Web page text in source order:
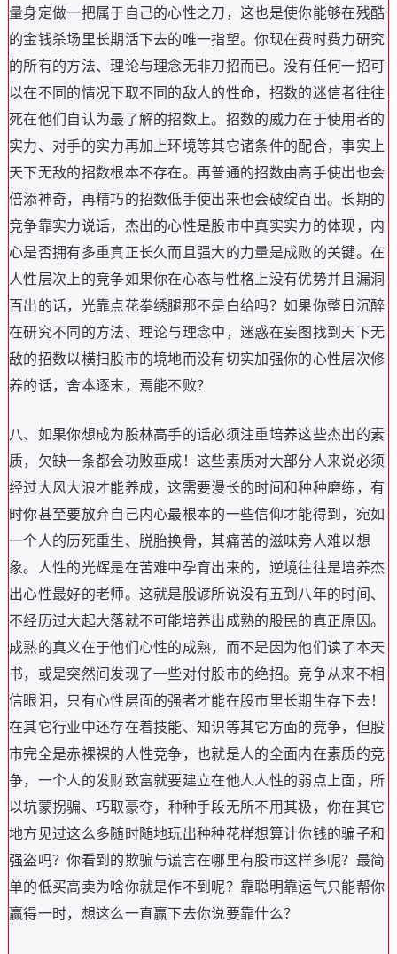
量身定做一把属于自己的心性之刀 ，这也是使你能够在残酷
的金钱杀场里长期活下去的唯一指望。你现在费时费力研究
的所有的方法、 理论与理念无非刀招而已。没有任何一招可
以在不同的情况下取不同的敌人的性命， 招数的迷信者往往
死在他们自认为最了解的招数上。 招数的威力在于使用者的
实力、 对手的实力再加上环境等其它诸条件的配合，事实上
天下无敌的招数根本不存在。再普通的招数由高手使出也会
倍添神奇， 再精巧的招数低手使出来也会破绽百出。 长期的
竞争靠实力说话， 杰出的心性是股市中真实实力的体现， 内
心是否拥有多重真正长久而且强大的力量是成败的关键。 在
人性层次上的竞争如果你在心态与性格上没有优势并且漏洞
百出的话， 光靠点花拳绣腿那不是白给吗？如果你整日沉醉
在研究不同的方法、 理论与理念中 ，迷惑在妄图找到天下无
敌的招数以横扫股市的境地而没有切实加强你的心性层次修
养的话，舍本逐末 ， 焉能不败？
八、 如果你想成为股林高手的话必须注重培养这些杰出的素
质， 欠缺一条都会功败垂成 ！这些素质对大部分人来说必须
经过大风大浪才能养成，这需要漫长的时间和种种磨练 ， 有
时你甚至要放弃自己内心最根本的一些信仰才能得到 ， 宛如
一个人的历死重生、 脱胎换骨，其痛苦的滋味旁人难以想
象。 人性的光辉是在苦难中孕育出来的， 逆境往往是培养杰
出心性最好的老师。 这就是股谚所说没有五到八年的时间 、
不经历过大起大落就不可能培养出成熟的股民的真正原因。
成熟的真义在于他们心性的成熟， 而不是因为他们读了本天
书， 或是突然间发现了一些对付股市的绝招。竞争从来不相
信眼泪 ， 只有心性层面的强者才能在股市里长期生存下去！
在其它行业中还存在着技能、知识等其它方面的竞争， 但股
市完全是赤裸裸的人性竞争，也就是人的全面内在素质的竞
争， 一个人的发财致富就要建立在他人人性的弱点上面 ， 所
以坑蒙拐骗、 巧取豪夺， 种种手段无所不用其极 ，你在其它
地方见过这么多随时随地玩出种种花样想算计你钱的骗子和
强盗吗？你看到的欺骗与谎言在哪里有股市这样多呢？ 最简
单的低买高卖为啥你就是作不到呢？ 靠聪明靠运气只能帮你
赢得一时， 想这么一直赢下去你说要靠什么？